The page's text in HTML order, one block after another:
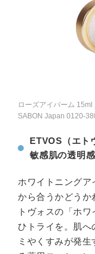
ローズアイバーム
SABON Japan 0120-
ETVOS（エト
敏感肌の透明
ホワイトニング
から合うかどう
トヴォスの「ホ
ひトライを。肌へ
ミやくすみが発